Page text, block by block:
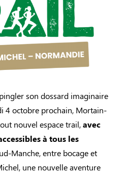
son dossard imaginaire
4 octobre prochain, Mortain-
nouvel espace trail,avec
à tous les
Manche, entre bocage et
une nouvelle aventure